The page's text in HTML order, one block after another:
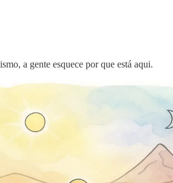
a gente esquece por que está aqui.